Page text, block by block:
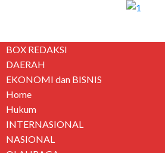
BOX REDAKSI
DAERAH
EKONOMI dan BISNIS
Home
Hukum
INTERNASIONAL
NASIONAL